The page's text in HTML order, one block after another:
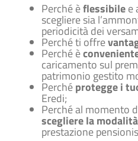
Perché èflessibilee
scegliere sia
periodicità dei
Perché ti offre
Perché è
caricamento sul
patrimonio gestito
Perchéprotegge i
Eredi;
Perché al momento
scegliere la
prestazione